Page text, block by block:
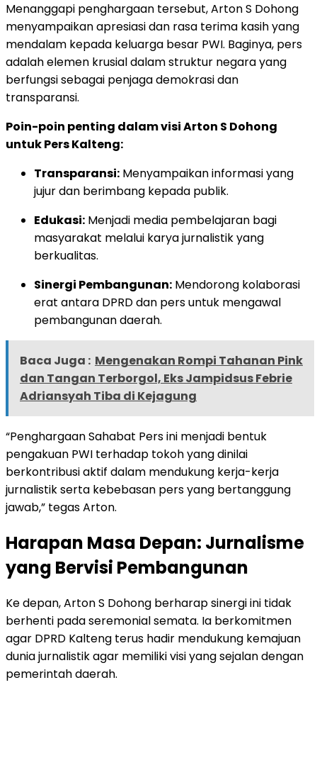
Menanggapi penghargaan tersebut, Arton S Dohong
menyampaikan apresiasi dan rasa terima kasih yang
mendalam kepada keluarga besar PWI. Baginya, pers
adalah elemen krusial dalam struktur negara yang
berfungsi sebagai penjaga demokrasi dan
transparansi.
Poin-poin penting dalam visi Arton S Dohong
untuk Pers Kalteng:
Transparansi: Menyampaikan informasi yang
jujur dan berimbang kepada publik.
Edukasi: Menjadi media pembelajaran bagi
masyarakat melalui karya jurnalistik yang
berkualitas.
Sinergi Pembangunan: Mendorong kolaborasi
erat antara DPRD dan pers untuk mengawal
pembangunan daerah.
Baca Juga : Mengenakan Rompi Tahanan Pink
dan Tangan Terborgol, Eks Jampidsus Febrie
Adriansyah Tiba di Kejagung
“Penghargaan Sahabat Pers ini menjadi bentuk
pengakuan PWI terhadap tokoh yang dinilai
berkontribusi aktif dalam mendukung kerja-kerja
jurnalistik serta kebebasan pers yang bertanggung
jawab,” tegas Arton.
Harapan Masa Depan: Jurnalisme
yang Bervisi Pembangunan
Ke depan, Arton S Dohong berharap sinergi ini tidak
berhenti pada seremonial semata. Ia berkomitmen
agar DPRD Kalteng terus hadir mendukung kemajuan
dunia jurnalistik agar memiliki visi yang sejalan dengan
pemerintah daerah.